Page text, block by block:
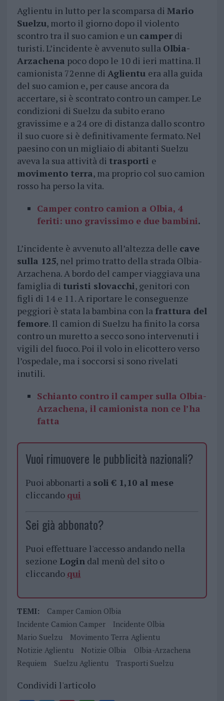
Aglientu in lutto per la scomparsa di Mario
Suelzu, morto il giorno dopo il violento
scontro tra il suo camion e un camperdi
turisti. L’incidente è avvenuto sulla Olbia-
Arzachena poco dopo le 10 di ieri mattina. Il
camionista 72enne di Aglientu era alla guida
del suo camion e, per cause ancora da
accertare, si è scontrato contro un camper. Le
condizioni di Suelzu da subito erano
gravissime e a 24 ore di distanza dallo scontro
il suo cuore si è definitivamente fermato. Nel
paesino con un migliaio di abitanti Suelzu
aveva la sua attività di trasporti e
movimento terra, ma proprio col suo camion
rosso ha perso la vita.
Camper contro camion a Olbia, 4
feriti: uno gravissimo e due bambini.
L’incidente è avvenuto all’altezza delle cave
sulla 125, nel primo tratto della strada Olbia-
Arzachena. A bordo del camper viaggiava una
famiglia di turisti slovacchi, genitori con
figli di 14 e 11. A riportare le conseguenze
peggiori è stata la bambina con la frattura del
femore. Il camion di Suelzu ha finito la corsa
contro un muretto a secco sono intervenuti i
vigili del fuoco. Poi il volo in elicottero verso
l’ospedale, ma i soccorsi si sono rivelati
inutili.
Schianto contro il camper sulla Olbia-
Arzachena, il camionista non ce l’ha
fatta
Vuoi rimuovere le pubblicità nazionali?
Puoi abbonarti a soli € 1,10 al mese
cliccando qui
Sei già abbonato?
Puoi effettuare l'accesso andando nella
sezione Logindal menù del sito o
cliccando qui
TEMI:
Camper Camion Olbia
Incidente Camion Camper
Incidente Olbia
Mario Suelzu
Movimento Terra Aglientu
Notizie Aglientu
Notizie Olbia
Olbia-Arzachena
Requiem
Suelzu Aglientu Trasporti Suelzu
Condividi l'articolo